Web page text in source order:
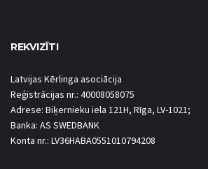
REKVIZĪTI
Latvijas Kērlinga asociācija
Reģistrācijas nr.: 40008058075
Adrese: Biķernieku iela 121H, Rīga, LV-1021;
Banka: AS SWEDBANK
Konta nr.: LV36HABA0551010794208